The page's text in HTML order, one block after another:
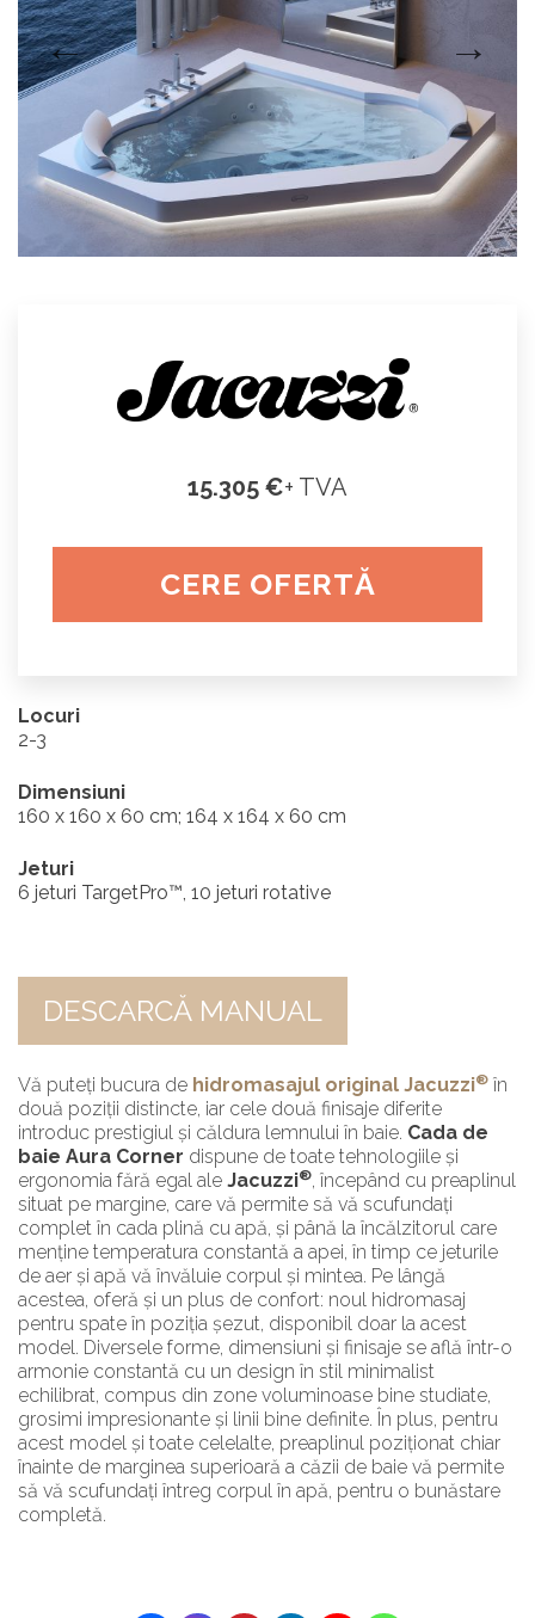
15.305 €+ TVA
CERE OFERTĂ
Locuri
2-3
Dimensiuni
160 x 160 x 60 cm; 164 x 164 x 60 cm
Jeturi
6 jeturi TargetPro™, 10 jeturi rotative
DESCARCĂ MANUAL
Vă puteți bucura de hidromasajul original Jacuzzi® în
două poziții distincte, iar cele două finisaje diferite
introduc prestigiul și căldura lemnului în baie. Cada de
baie Aura Corner dispune de toate tehnologiile și
ergonomia fără egal ale Jacuzzi® , începând cu preaplinul
situat pe margine, care vă permite să vă scufundați
complet în cada plină cu apă, și până la încălzitorul care
menține temperatura constantă a apei, în timp ce jeturile
de aer și apă vă învăluie corpul și mintea. Pe lângă
acestea, oferă și un plus de confort: noul hidromasaj
pentru spate în poziția șezut, disponibil doar la acest
model. Diversele forme, dimensiuni și finisaje se află într-o
armonie constantă cu un design în stil minimalist
echilibrat, compus din zone voluminoase bine studiate,
grosimi impresionante și linii bine definite. În plus, pentru
acest model și toate celelalte, preaplinul poziționat chiar
înainte de marginea superioară a căzii de baie vă permite
să vă scufundați întreg corpul în apă, pentru o bunăstare
completă.